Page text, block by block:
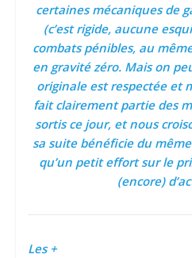
certaines mécaniques de
(c’est rigide, aucune
combats pénibles, au
en gravité zéro. Mais on
originale est respectée et
fait clairement partie des
sortis ce jour, et nous
sa suite bénéficie du
qu’un petit effort sur le
(encore)
Les +